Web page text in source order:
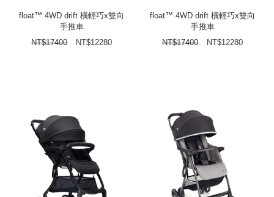
float™ 4WD drift 橫輕巧x雙向
手推車
NT$17400 NT$12280
float™ 4WD drift 橫輕巧x雙向
手推車
NT$17400 NT$12280